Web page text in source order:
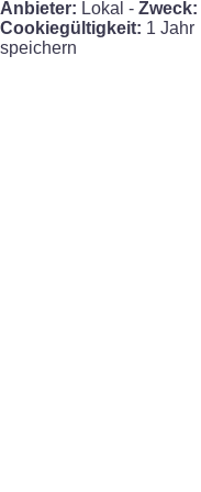
Anbieter: Lokal - Zweck:
Cookiegültigkeit: 1 Jahr
speichern